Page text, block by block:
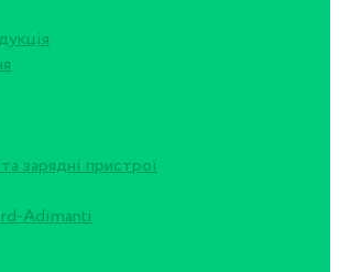
зарядні пристрої
Adimanti